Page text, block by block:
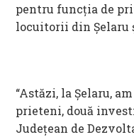
pentru funcția de
locuitorii din Șelaru
“Astăzi, la Șelaru,
prieteni, două
Județean de